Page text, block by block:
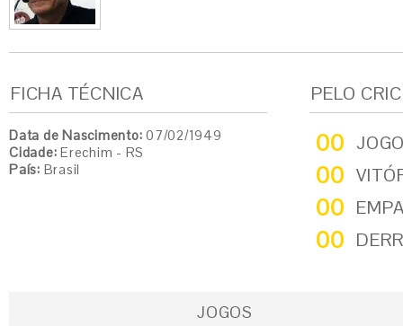
FICHA TÉCNICA
Data de Nascimento: 07/02/1949
Cidade: Erechim - RS
País: Brasil
PELO
00
00
00
00
JOGOS